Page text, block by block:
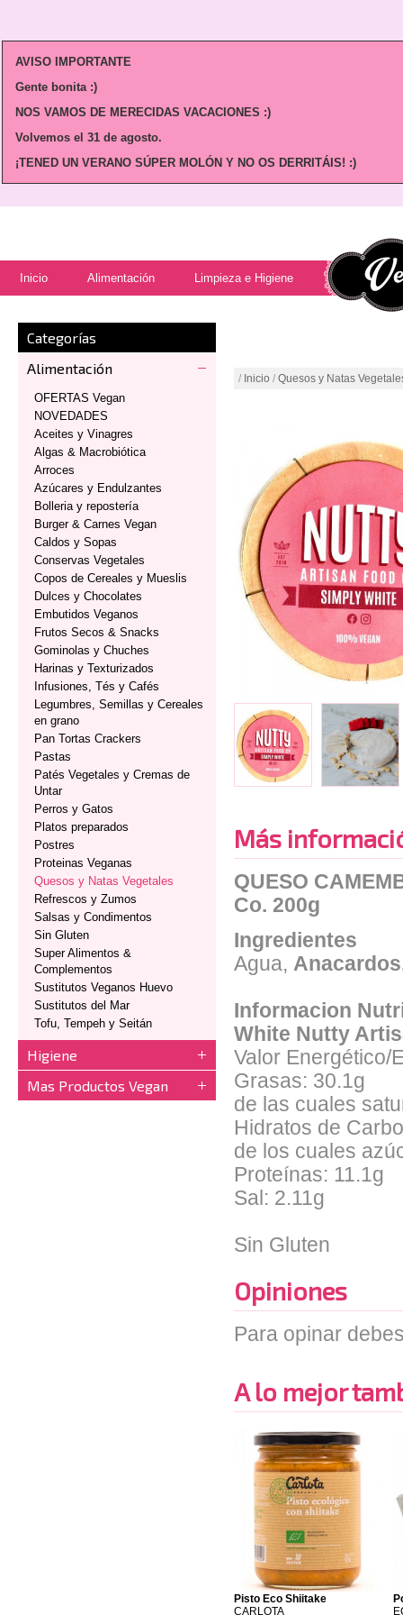
AVISO IMPORTANTE
Gente bonita :)
NOS VAMOS DE MERECIDAS VACACIONES :)
Volvemos el 31 de agosto.
¡TENED UN VERANO SÚPER MOLÓN Y NO OS DERRITÁIS! :)
Inicio Alimentación Limpieza e Higiene
Categorías
Alimentación
OFERTAS Vegan
NOVEDADES
Aceites y Vinagres
Algas & Macrobiótica
Arroces
Azúcares y Endulzantes
Bolleria y repostería
Burger & Carnes Vegan
Caldos y Sopas
Conservas Vegetales
Copos de Cereales y Mueslis
Dulces y Chocolates
Embutidos Veganos
Frutos Secos & Snacks
Gominolas y Chuches
Harinas y Texturizados
Infusiones, Tés y Cafés
Legumbres, Semillas y Cereales
en grano
Pan Tortas Crackers
Pastas
Patés Vegetales y Cremas de
Untar
Perros y Gatos
Platos preparados
Postres
Proteinas Veganas
Quesos y Natas Vegetales
Refrescos y Zumos
Salsas y Condimentos
Sin Gluten
Super Alimentos &
Complementos
Sustitutos Veganos Huevo
Sustitutos del Mar
Tofu, Tempeh y Seitán
Higiene
Mas Productos Vegan
/ Inicio / Quesos y Natas
Más
QUESO
Co. 200g
Ingredientes
Agua,
Informacion
White Nutty
Valor Energético/
Grasas: 30.1g
de las cuales
Hidratos de
de los cuales
Proteínas: 11.1g
Sal: 2.11g
Sin Gluten
Opiniones
Para opinar
A lo mejor
Pisto Eco Shiitake
CARLOTA